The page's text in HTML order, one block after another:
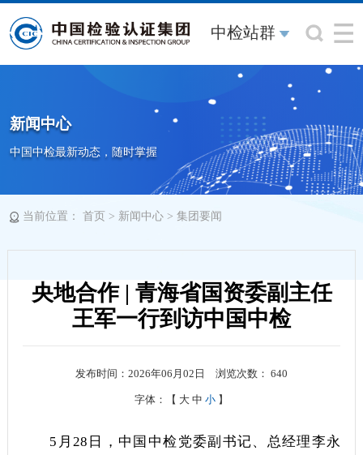
中检站群
新闻中心
中国中检最新动态，随时掌握
当前位置： 首页> 新闻中心> 集团要闻
央地合作 | 青海省国资委副主任
王军一行到访中国中检
发布时间：2026年06月02日 浏览次数：640
字体：【 大 中 小 】
5月28日，中国中检党委副书记、总经理李永